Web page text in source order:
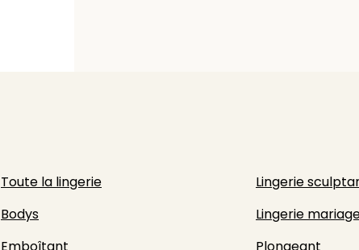
Toute la lingerie Lingerie
Bodys Lingerie